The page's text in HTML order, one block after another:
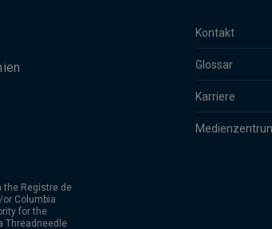
Kontakt
Glossar
Karriere
the Registre de
Columbia
for the
Threadneedle